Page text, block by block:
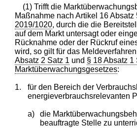
(1) Trifft die
Maßnahme nach Artikel 16
2019/1020, durch die die
auf dem Markt untersagt oder
Rücknahme oder der Rückruf
wird, so gilt für das
Absatz 2 Satz 1 und § 18 Absatz 1
Marktüberwachungsgesetzes:
1.
für den Bereich der
energieverbrauchsrelevanten
a) die
beauftragte Stelle zu